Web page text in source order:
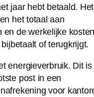
jaar hebt betaald. Het
het totaal aan
en de werkelijke kosten
of terugkrijgt.
energieverbruik. Dit is
post in een
voor